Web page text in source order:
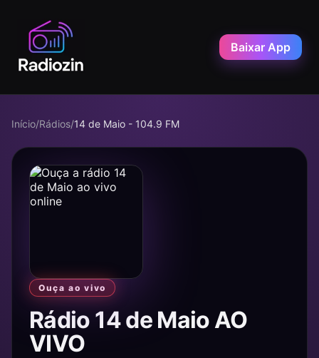
Baixar App
Início/Rádios/14 de Maio - 104.9 FM
Ouça ao vivo
Rádio 14 de Maio AO
VIVO